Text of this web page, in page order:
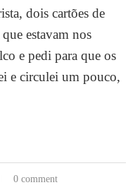
dois cartões de
estavam nos
e pedi para que os
e circulei um pouco,
0 comment